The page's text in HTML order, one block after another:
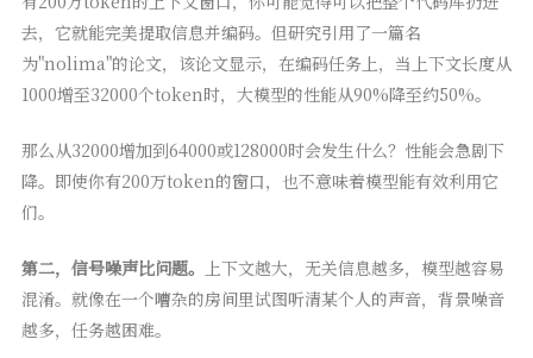
去，它就能完美提取信息并编码。但研究引用了一篇名
为"nolima"的论文，该论文显示，在编码任务上，当上下文长度从
1000增至32000个token时，大模型的性能从90%降至约50%。
那么从32000增加到64000或128000时会发生什么？性能会急剧下
降。即使你有200万token的窗口，也不意味着模型能有效利用它
们。
第二，信号噪声比问题。
上下文越大，无关信息越多，模型越容易
混淆。就像在一个嘈杂的房间里试图听清某个人的声音，背景噪音
越多，任务越困难。